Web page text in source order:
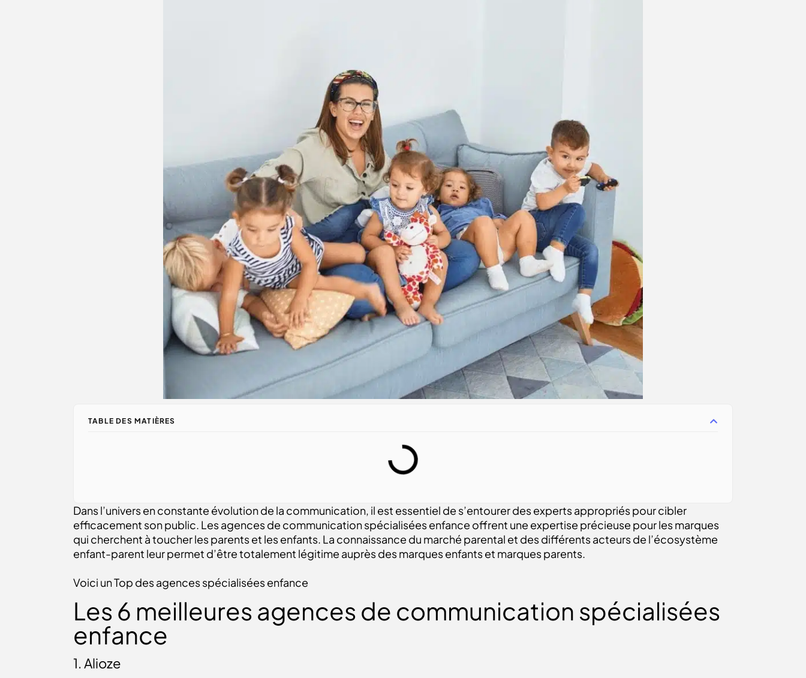
TABLE DES MATIÈRES
Dans l’univers en constante évolution de la communication, il est essentiel de s’entourer des experts appropriés pour cibler
efficacement son public. Les agences de communication spécialisées enfance offrent une expertise précieuse pour les marques
qui cherchent à toucher les parents et les enfants. La connaissance du marché parental et des différents acteurs de l’écosystème
enfant-parent leur permet d’être totalement légitime auprès des marques enfants et marques parents.
Voici un Top des agences spécialisées enfance
Les 6 meilleures agences de communication spécialisées
enfance
1. Alioze